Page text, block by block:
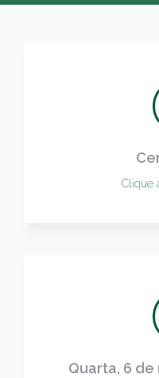
Clique
Quarta, 6